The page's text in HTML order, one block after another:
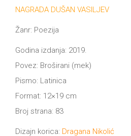
NAGRADA DUŠAN VASILJEV
Žanr: Poezija
Godina izdanja: 2019.
Povez: Broširani (mek)
Pismo: Latinica
Format: 12×19 cm
Broj strana: 83
Dizajn korica: Dragana Nikolić